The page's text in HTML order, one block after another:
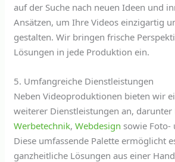
auf der Suche nach neuen Ideen und
Ansätzen, um Ihre Videos einzigartig
gestalten. Wir bringen frische
Lösungen in jede Produktion ein.
5. Umfangreiche Dienstleistungen
Neben Videoproduktionen bieten wir
weiterer Dienstleistungen an, darunter
Werbetechnik,Webdesign sowie Foto-
Diese umfassende Palette ermöglicht
ganzheitliche Lösungen aus einer